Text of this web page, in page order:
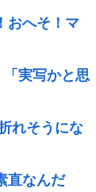
おへそ！マ
実写かと思
れそうにな
直なんだ